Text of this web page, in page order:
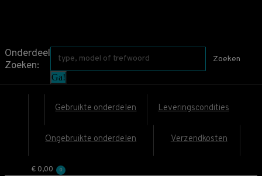
Onderdeel
Zoeken:
Zoeken
Gebruikte onderdelen Leveringscondities
Ongebruikte onderdelen Verzendkosten
€ 0,00 0